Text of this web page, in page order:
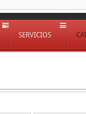
SERVICIOS